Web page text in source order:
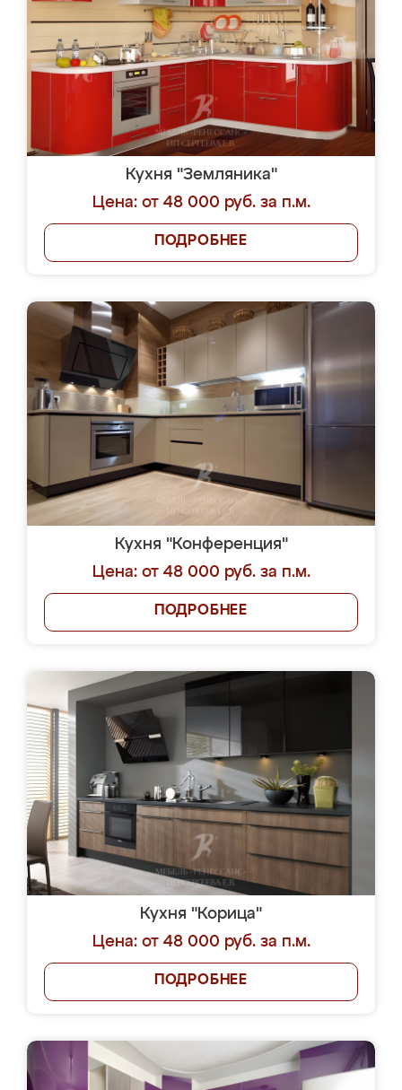
Кухня "Земляника"
Цена: от 48 000 руб. за п.м.
ПОДРОБНЕЕ
Кухня "Конференция"
Цена: от 48 000 руб. за п.м.
ПОДРОБНЕЕ
Кухня "Корица"
Цена: от 48 000 руб. за п.м.
ПОДРОБНЕЕ